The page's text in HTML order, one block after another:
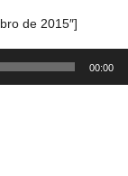
de 2015″]
00:00